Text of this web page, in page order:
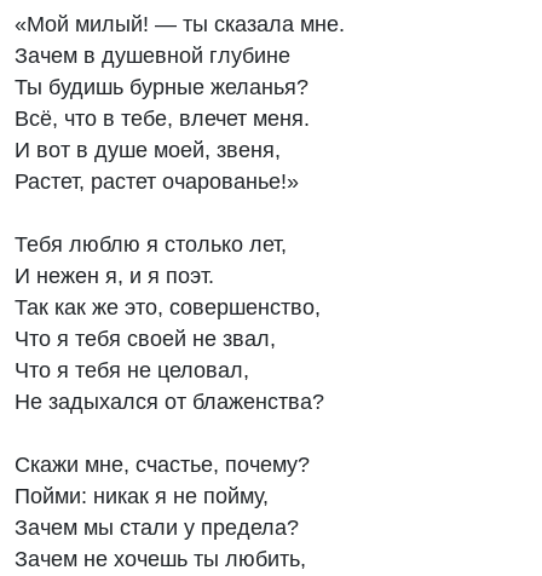
«Мой милый! — ты сказала мне.
Зачем в душевной глубине
Ты будишь бурные желанья?
Всё, что в тебе, влечет меня.
И вот в душе моей, звеня,
Растет, растет очарованье!»
Тебя люблю я столько лет,
И нежен я, и я поэт.
Так как же это, совершенство,
Что я тебя своей не звал,
Что я тебя не целовал,
Не задыхался от блаженства?
Скажи мне, счастье, почему?
Пойми: никак я не пойму,
Зачем мы стали у предела?
Зачем не хочешь ты любить,